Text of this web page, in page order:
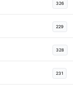
326
229
328
231